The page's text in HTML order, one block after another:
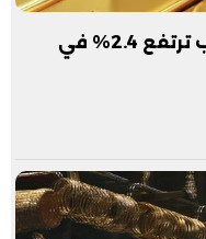
مشتريات المصريين من الذهب ترتفع 2.4% في